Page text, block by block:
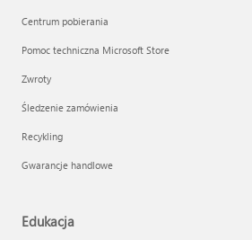
Centrum pobierania
Pomoc techniczna Microsoft Store
Zwroty
Śledzenie zamówienia
Recykling
Gwarancje handlowe
Edukacja